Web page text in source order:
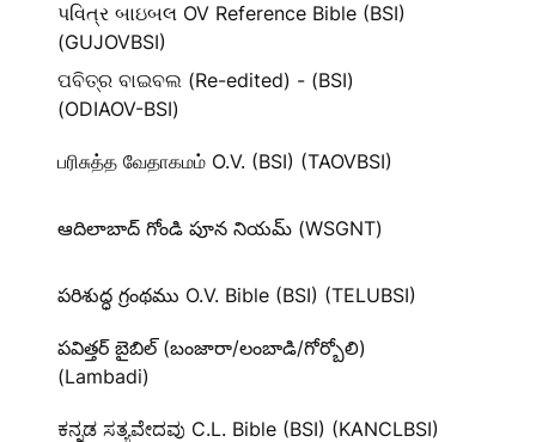
પવિત્ર બાઇબલ OV Reference Bible (BSI)
(GUJOVBSI)
ପବିତ୍ର ବାଇବଲ (Re-edited) - (BSI)
(ODIAOV-BSI)
பரிசுத்த வேதாகமம் O.V. (BSI) (TAOVBSI)
ఆదిలాబాద్ గోండి పూన నియమ్ (WSGNT)
పరిశుద్ధ గ్రంథము O.V. Bible (BSI) (TELUBSI)
పవిత్తర్ బైబిల్ (బంజారా/లంబాడి/గోర్బోలి)
(Lambadi)
ಕನ್ನಡ ಸತ್ಯವೇದವು C.L. Bible (BSI) (KANCLBSI)